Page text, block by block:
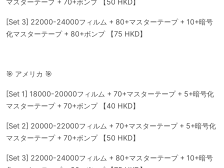
マスターテープ + 70+ボンプ 【50 HKD】
[Set 3] 22000-24000フィルム + 80+マスターテープ + 10+暗号
化マスターテープ + 80+ボンプ 【75 HKD】
🎯 アメリカ 🎯
[Set 1] 18000-20000フィルム + 70+マスターテープ + 5+暗号化
マスターテープ + 70+ボンプ 【40 HKD】
[Set 2] 20000-22000フィルム + 70+マスターテープ + 5+暗号化
マスターテープ + 70+ボンプ 【50 HKD】
[Set 3] 22000-24000フィルム + 80+マスターテープ + 10+暗号